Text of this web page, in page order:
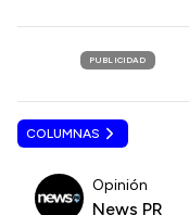
PUBLICIDAD
COLUMNAS
Opinión
News PR